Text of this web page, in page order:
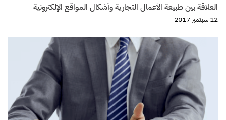
العلاقة بين طبيعة الأعمال التجارية وأشكال المواقع الإلكترونية
12 سبتمبر 2017